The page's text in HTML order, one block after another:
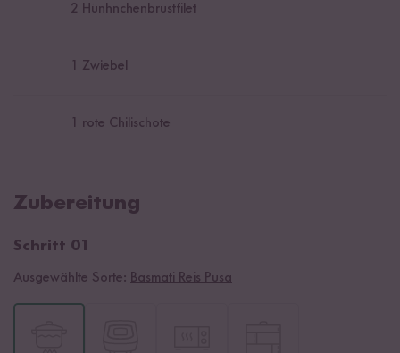
2 Hünhnchenbrustfilet
1 Zwiebel
1 rote Chilischote
Zubereitung
Schritt 01
Ausgewählte Sorte: Basmati Reis Pusa